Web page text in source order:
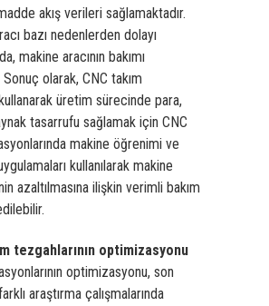
akış verileri sağlamaktadır.
bazı nedenlerden dolayı
makine aracının bakımı
olarak, CNC takım
üretim sürecinde para,
tasarrufu sağlamak için CNC
makine öğrenimi ve
kullanılarak makine
azaltılmasına ilişkin verimli bakım
tezgahlarının optimizasyonu
optimizasyonu, son
araştırma çalışmalarında